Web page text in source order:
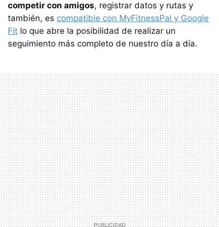
competir con amigos, registrar datos y rutas y
también, es compatible con MyFitnessPal y Google
Fit lo que abre la posibilidad de realizar un
seguimiento más completo de nuestro día a día.